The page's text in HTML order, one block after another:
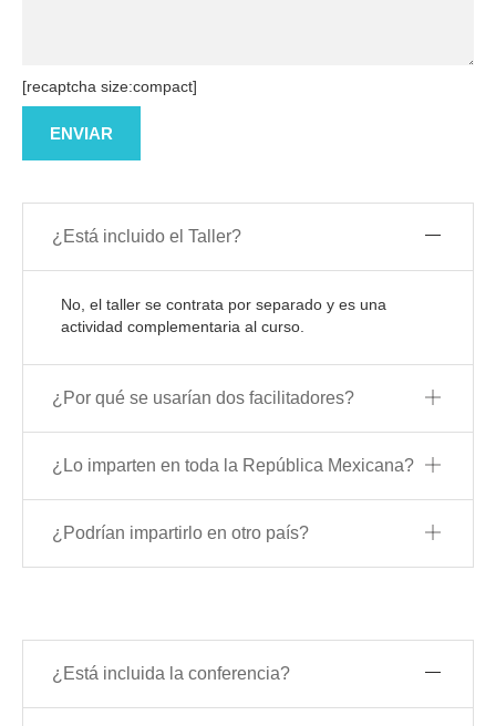
[recaptcha size:compact]
¿Está incluido el Taller?
No, el taller se contrata por separado y es una
actividad complementaria al curso.
¿Por qué se usarían dos facilitadores?
¿Lo imparten en toda la República Mexicana?
¿Podrían impartirlo en otro país?
¿Está incluida la conferencia?